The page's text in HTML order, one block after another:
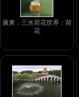
廣東．三水荷花世界：荷
花